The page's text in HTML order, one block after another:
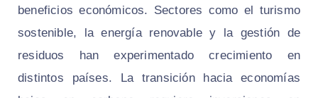
beneficios económicos. Sectores como el turismo
sostenible, la energía renovable y la gestión de
residuos han experimentado crecimiento en
distintos países. La transición hacia economías